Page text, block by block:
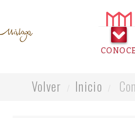
Volver Inicio